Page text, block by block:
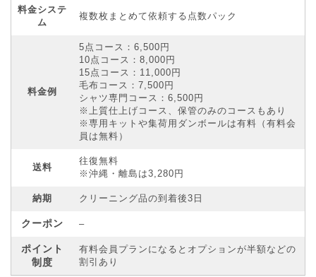
料金システ
ム
複数枚まとめて依頼する点数パック
料金例
5点コース：6,500円
10点コース：8,000円
15点コース：11,000円
毛布コース：7,500円
シャツ専門コース：6,500円
※上質仕上げコース、保管のみのコースもあり
※専用キットや集荷用ダンボールは有料（有料会
員は無料）
送料
往復無料
※沖縄・離島は3,280円
納期 クリーニング品の到着後3日
クーポン –
ポイント
制度
有料会員プランになるとオプションが半額などの
割引あり